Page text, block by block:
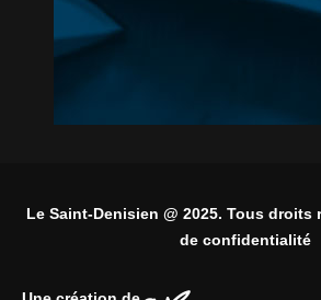
Le Saint-Denisien @ 2025. Tous droits
de confidentialité